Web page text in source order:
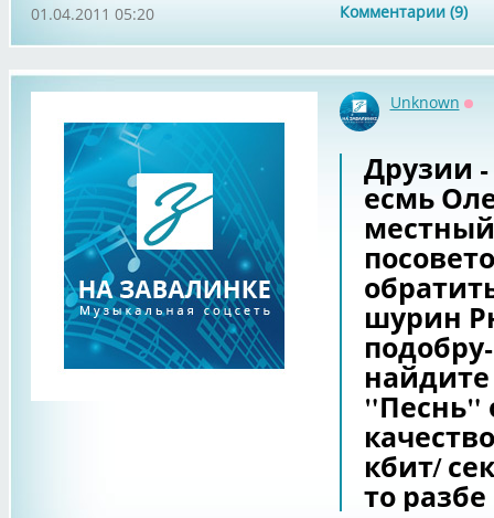
Комментарии (9)
01.04.2011 05:20
Unknown
Друзии
есмь
шурин
"Песнь"
кбит/
то разбе